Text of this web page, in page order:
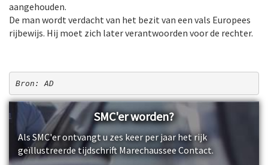
aangehouden.
De man wordt verdacht van het bezit van een vals Europees
rijbewijs. Hij moet zich later verantwoorden voor de rechter.
Bron: AD
SMC'er worden?
Als SMC'er ontvangt u zes keer per jaar het rijk
geïllustreerde tijdschrift Marechaussee Contact.